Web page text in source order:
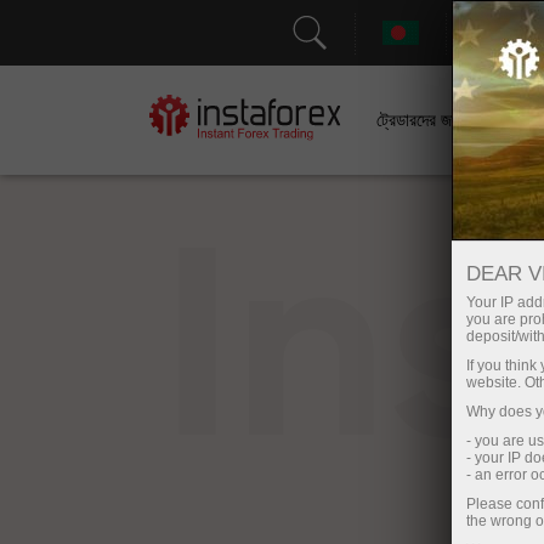
ট্রেডারদের জন্য
DEAR
Your IP
you are
deposit/
If you
website.
Why does
- you are
- your IP
- an error
Please
the wrong